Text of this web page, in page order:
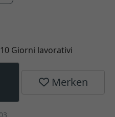
Giorni lavorativi
Merken